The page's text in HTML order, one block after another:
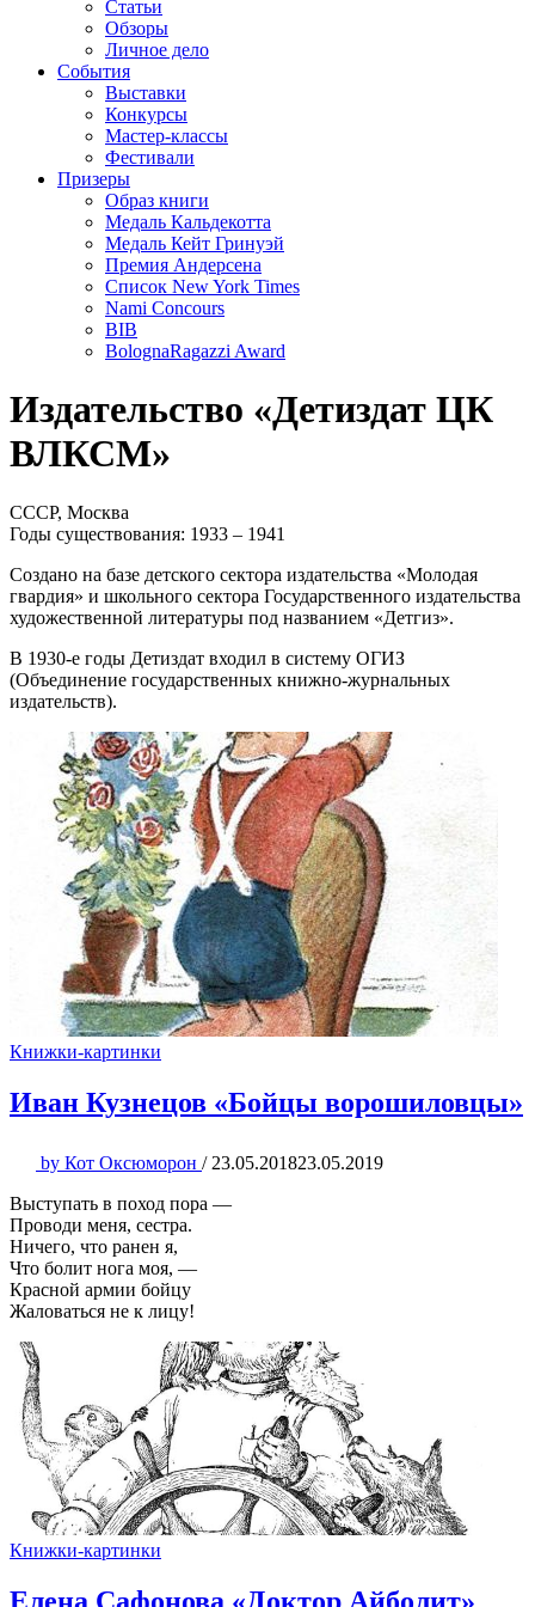
Статьи
Обзоры
Личное дело
События
Выставки
Конкурсы
Мастер-классы
Фестивали
Призеры
Образ книги
Медаль Кальдекотта
Медаль Кейт Гринуэй
Премия Андерсена
Список New York Times
Nami Concours
BIB
BolognaRagazzi Award
Издательство «Детиздат ЦК
ВЛКСМ»
СССР, Москва
Годы существования: 1933 – 1941
Создано на базе детского сектора издательства «Молодая
гвардия» и школьного сектора Государственного издательства
художественной литературы под названием «Детгиз».
В 1930-е годы Детиздат входил в систему ОГИЗ
(Объединение государственных книжно-журнальных
издательств).
Книжки-картинки
Иван Кузнецов «Бойцы ворошиловцы»
by Кот Оксюморон / 23.05.201823.05.2019
Выступать в поход пора —
Проводи меня, сестра.
Ничего, что ранен я,
Что болит нога моя, —
Красной армии бойцу
Жаловаться не к лицу!
Книжки-картинки
Елена Сафонова «Доктор Айболит»